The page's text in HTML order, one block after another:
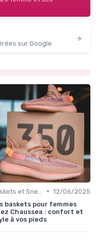
sur Google
• 12/06/2025
baskets pour femmes
Chaussea : confort et
à vos pieds